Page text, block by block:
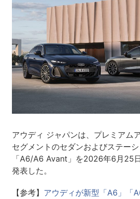
アウディ ジャパンは、プレミアム
セグメントのセダンおよびステー
「A6/A6 Avant」を2026年6月25
発表した。
【参考】 アウディが新型「A6」「